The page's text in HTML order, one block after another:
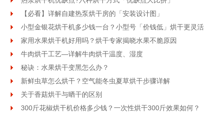
【必看】详解自建热泵烘干房的「安装设计图」
小型金银花烘干机多少钱一台？小型号「价钱低」烘干更灵活
家用水果烘干机好用吗？烘干专家揭晓水果不脆原因
牛肉烘干工艺—详解牛肉烘干温度、湿度
秘诀：水果烘干变黑怎么办？
新鲜虫草怎么烘干？空气能冬虫夏草烘干步骤详解
关于香菇烘干与晒干的区别
300斤花椒烘干机价格多少钱？一次性烘干300斤效果如何？